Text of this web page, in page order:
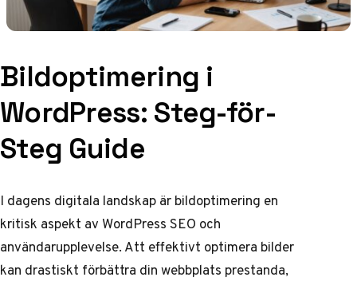
Bildoptimering i
WordPress: Steg-för-
Steg Guide
I dagens digitala landskap är bildoptimering en
kritisk aspekt av WordPress SEO och
användarupplevelse. Att effektivt optimera bilder
kan drastiskt förbättra din webbplats prestanda,